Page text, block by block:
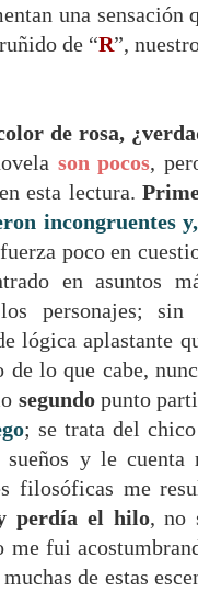
una sensación
de “R”,
de rosa,
son pocos,
esta lectura.
incongruentes
poco en
en asuntos
personajes;
lógica aplastante
lo que cabe,
segundopunto
; se trata del
sueños y le
filosóficas me
perdía el hilo, no
me fui
de estas